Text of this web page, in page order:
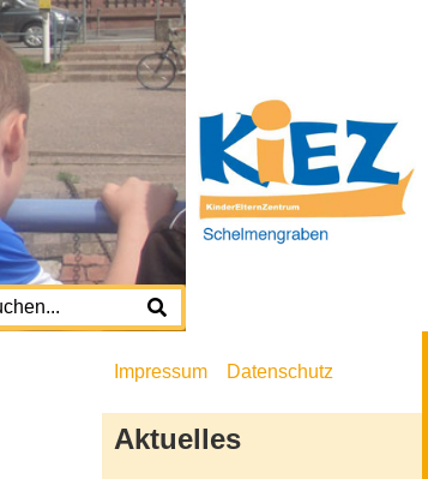
Impressum Datenschutz
Aktuelles